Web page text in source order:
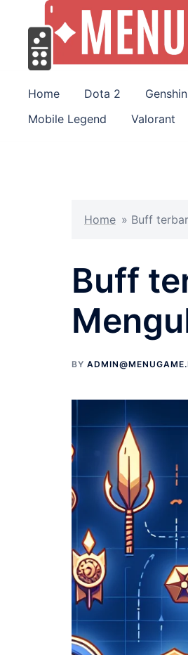
content
Home Dota 2
Mobile Legend
Valorant
Home » Buff
Buff
BY